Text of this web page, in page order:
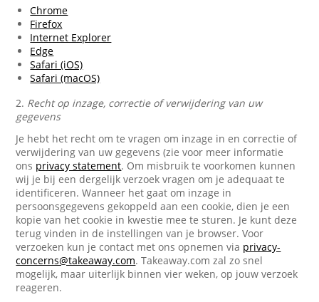
Chrome
Firefox
Internet Explorer
Edge
Safari (iOS)
Safari (macOS)
2. Recht op inzage, correctie of verwijdering van uw
gegevens
Je hebt het recht om te vragen om inzage in en correctie of
verwijdering van uw gegevens (zie voor meer informatie
ons privacy statement. Om misbruik te voorkomen kunnen
wij je bij een dergelijk verzoek vragen om je adequaat te
identificeren. Wanneer het gaat om inzage in
persoonsgegevens gekoppeld aan een cookie, dien je een
kopie van het cookie in kwestie mee te sturen. Je kunt deze
terug vinden in de instellingen van je browser. Voor
verzoeken kun je contact met ons opnemen via privacy-
concerns@takeaway.com. Takeaway.com zal zo snel
mogelijk, maar uiterlijk binnen vier weken, op jouw verzoek
reageren.